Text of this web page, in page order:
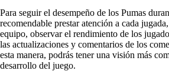
Para seguir el desempeño de los Pumas
recomendable prestar atención a cada
equipo, observar el rendimiento de los
las actualizaciones y comentarios de los
esta manera, podrás tener una visión más
desarrollo del juego.